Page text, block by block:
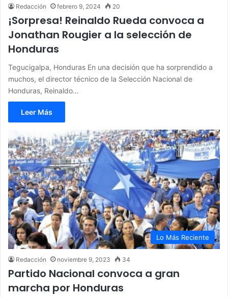
Redacción febrero 9, 2024 20
¡Sorpresa! Reinaldo Rueda convoca a
Jonathan Rougier a la selección de
Honduras
Tegucigalpa, Honduras En una decisión que ha sorprendido a
muchos, el director técnico de la Selección Nacional de
Honduras, Reinaldo…
Leer Más
Lo Más Reciente
Redacción noviembre 9, 2023 34
Partido Nacional convoca a gran
marcha por Honduras